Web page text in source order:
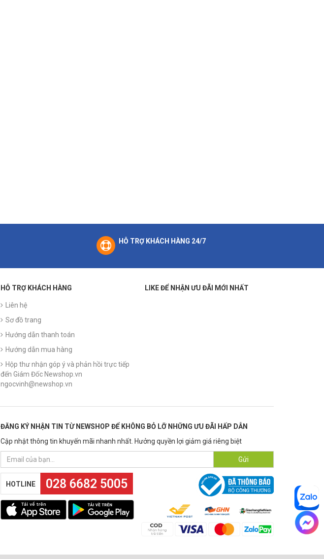
HỖ TRỢ KHÁCH HÀNG 24/7
HỖ TRỢ KHÁCH HÀNG
Liên hệ
Sơ đồ trang
Hướng dẫn thanh toán
Hướng dẫn mua hàng
Hộp thư nhận góp ý và phản hồi trực tiếp
đến Giám Đốc Newshop.vn
ngocvinh@newshop.vn
LIKE ĐỂ NHẬN ƯU ĐÃI MỚI NHẤT
ĐĂNG KÝ NHẬN TIN TỪ NEWSHOP ĐỂ KHÔNG BỎ LỠ NHỮNG ƯU ĐÃI HẤP DẪN
Cập nhật thông tin khuyến mãi nhanh nhất. Hưởng quyền lợi giảm giá riêng biệt
Gửi
HOTLINE 028 6682 5005